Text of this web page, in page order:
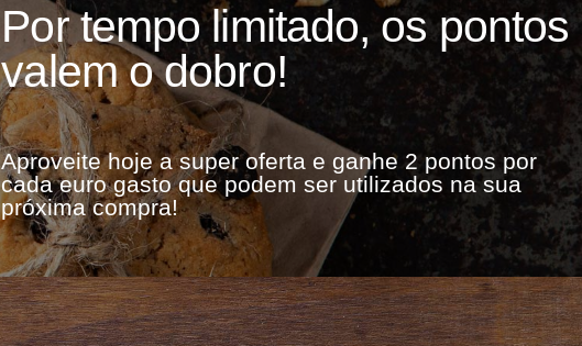
Por tempo limitado, os pontos
valem o dobro!
Aproveite hoje a super oferta e ganhe 2 pontos por
cada euro gasto que podem ser utilizados na sua
próxima compra!